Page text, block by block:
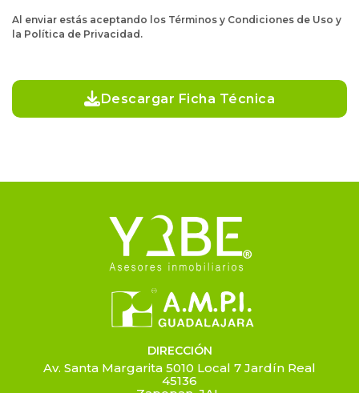
Al enviar estás aceptando los Términos y Condiciones de Uso y
la Política de Privacidad.
Descargar Ficha Técnica
DIRECCIÓN
Av. Santa Margarita 5010 Local 7 Jardín Real
45136